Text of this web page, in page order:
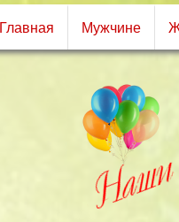
Главная Мужчине